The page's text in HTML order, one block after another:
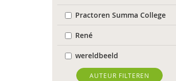
Practoren Summa College
René
wereldbeeld
World Health Organization
AUTEUR FILTEREN